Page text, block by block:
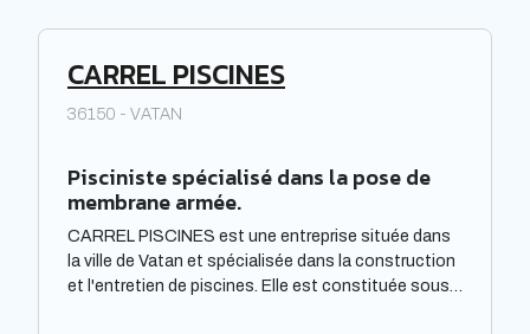
CARREL PISCINES
36150 - VATAN
Pisciniste spécialisé dans la pose de
membrane armée.
CARREL PISCINES est une entreprise située dans
la ville de Vatan et spécialisée dans la construction
et l'entretien de piscines. Elle est constituée sous